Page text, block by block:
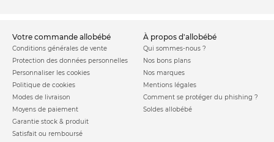
votre commande allobébé
Conditions générales de vente
Protection des données personnelles
Personnaliser les cookies
Politique de cookies
Modes de livraison
Moyens de paiement
Garantie stock & produit
Satisfait ou remboursé
à propos d'allobébé
Qui sommes-nous ?
Nos bons plans
Nos marques
Mentions légales
Comment se protéger du phishing ?
Soldes allobébé